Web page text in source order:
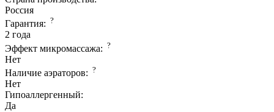
Россия
Гарантия: ?
2 года
Эффект микромассажа: ?
Нет
Наличие аэраторов: ?
Нет
Гипоаллергенный:
Да